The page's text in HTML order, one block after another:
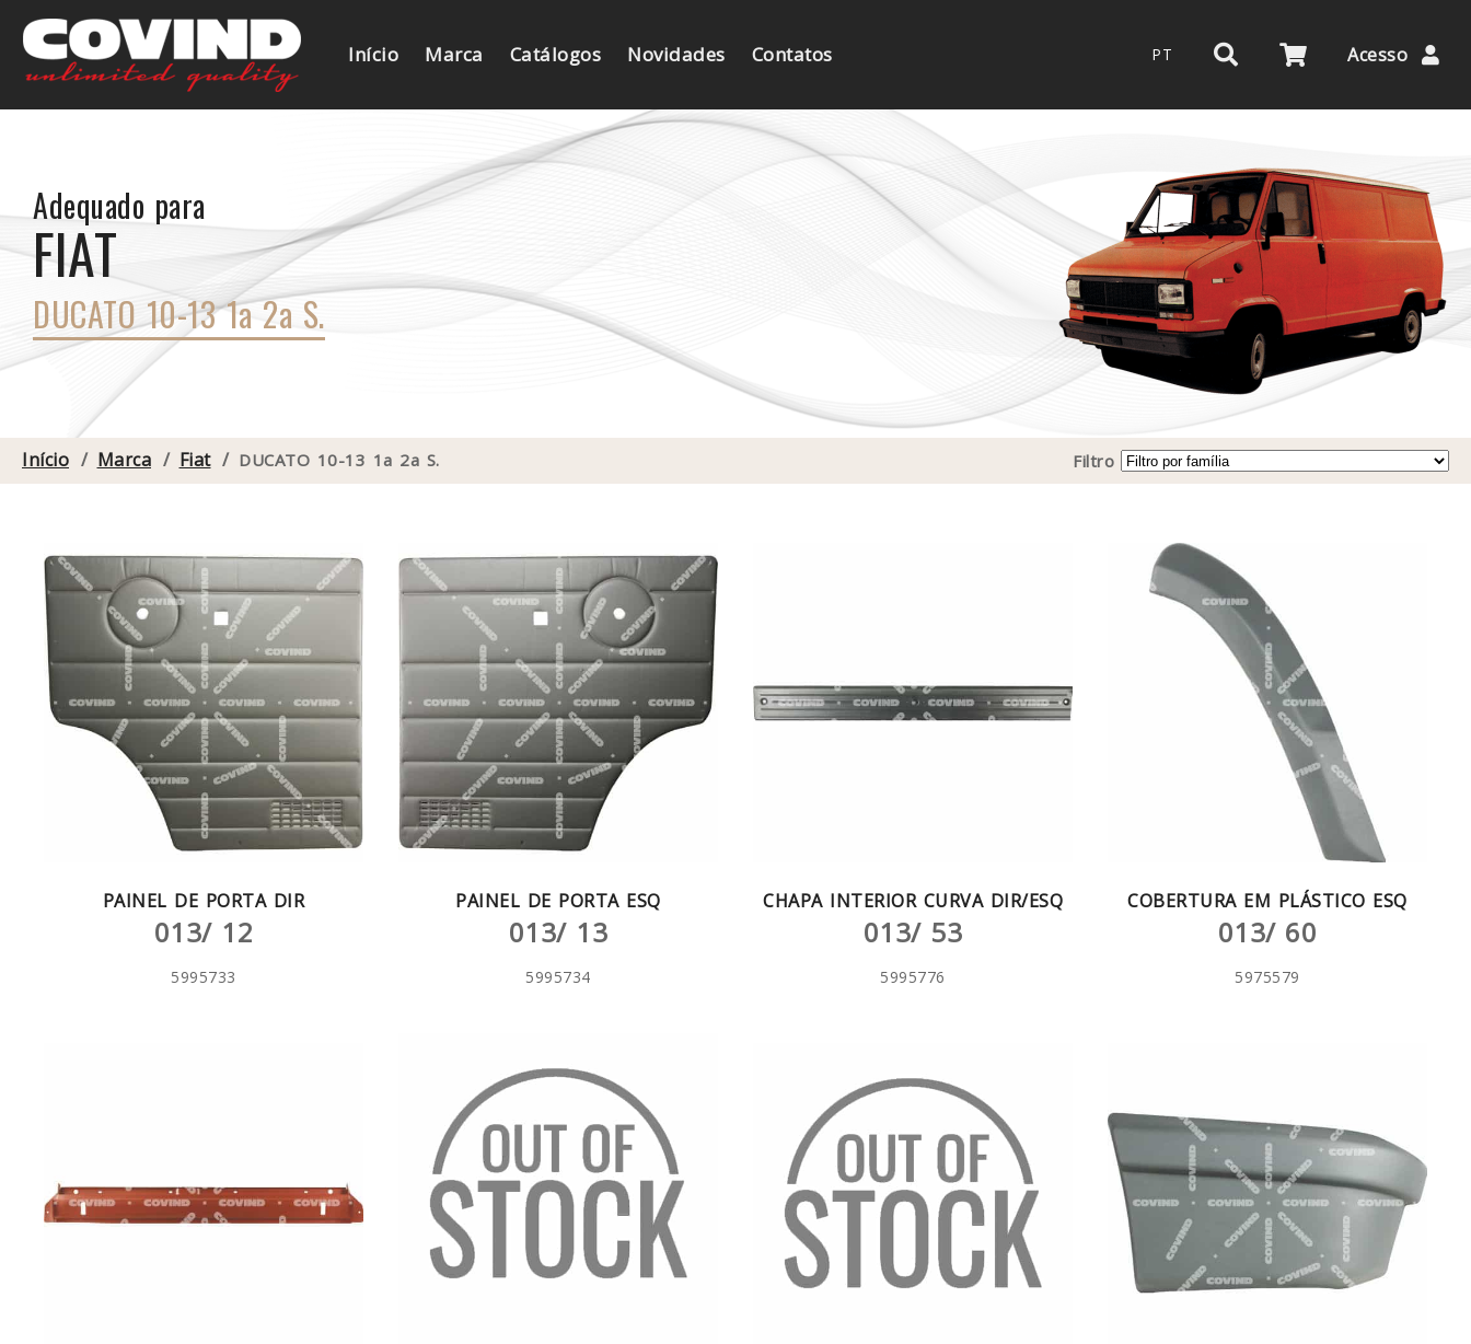
Início Marca Catálogos Novidades Contatos PT Acesso
Adequado para
FIAT
DUCATO 10-13 1a 2a S.
Início / Marca / Fiat / DUCATO 10-13 1a 2a S. Filtro
PAINEL DE PORTA DIR
013/ 12
5995733
PAINEL DE PORTA ESQ
013/ 13
5995734
CHAPA INTERIOR CURVA DIR/ESQ
013/ 53
5995776
COBERTURA EM PLÁSTICO ESQ
013/ 60
5975579